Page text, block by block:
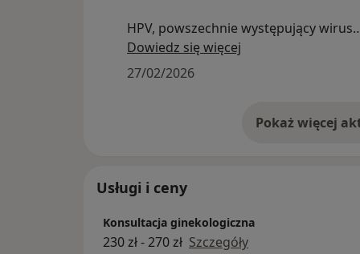
HPV, powszechnie występujący wirus
brodawczaka ludzkiego (Human
Virus) przyczynia się do rozwoju
powstanie brodawek, nadżerek i
przez wiele lat może nie dawać
Wirus jest przenoszony:
-poprzez kontakt bezpośredni ze
Dowiedz się więcej
27/02/2026
Usługi i ceny
Konsultacja ginekologiczna
230 zł - 270 zł Szczegóły